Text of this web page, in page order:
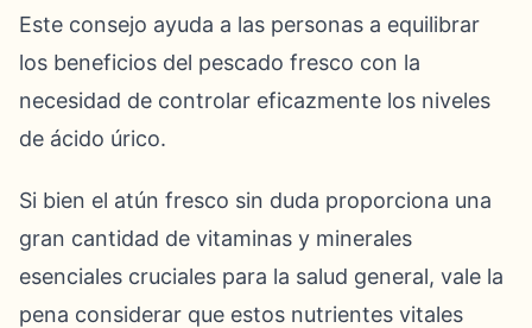
Este consejo ayuda a las personas a equilibrar
los beneficios del pescado fresco con la
necesidad de controlar eficazmente los niveles
de ácido úrico.
Si bien el atún fresco sin duda proporciona una
gran cantidad de vitaminas y minerales
esenciales cruciales para la salud general, vale la
pena considerar que estos nutrientes vitales